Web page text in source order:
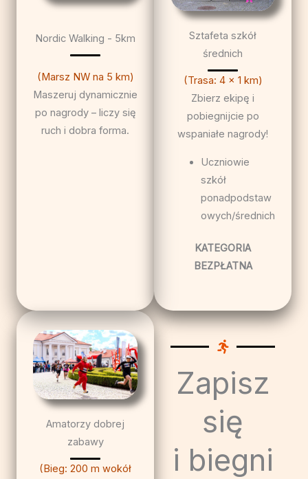
Nordic Walking - 5km
(Marsz NW na 5 km)
Maszeruj dynamicznie
po nagrody – liczy się
ruch i dobra forma.
Sztafeta szkół
średnich
(Trasa: 4 x 1 km)
Zbierz ekipę i
pobiegnijcie po
wspaniałe nagrody!
Uczniowie
szkół
ponadpodstaw
owych/średnich
KATEGORIA
BEZPŁATNA
Amatorzy dobrej
zabawy
(Bieg: 200 m wokół
Zapisz
się
i biegni